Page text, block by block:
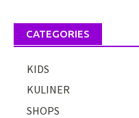
CATEGORIES
KIDS
KULINER
SHOPS